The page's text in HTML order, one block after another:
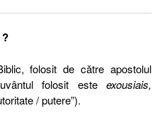
folosit de către apostolul
folosit este exousiais,
/ putere”).